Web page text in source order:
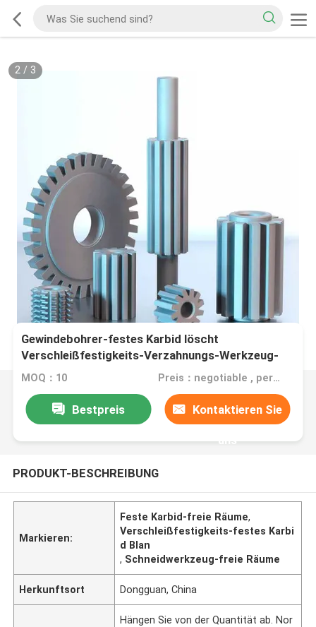
2/ 3
Gewindebohrer-festes Karbid löscht
Verschleißfestigkeits-Verzahnungs-Werkzeug-
freie Räume
MOQ：10 Preis：negotiable , per the quantity and specification of order
Bestpreis Kontaktieren Sie
uns
PRODUKT-BESCHREIBUNG
Markieren:
Feste Karbid-freie Räume,
Verschleißfestigkeits-festes Karbi
d Blan
, Schneidwerkzeug-freie Räume
Herkunftsort Dongguan, China
Hängen Sie von der Quantität ab. Nor